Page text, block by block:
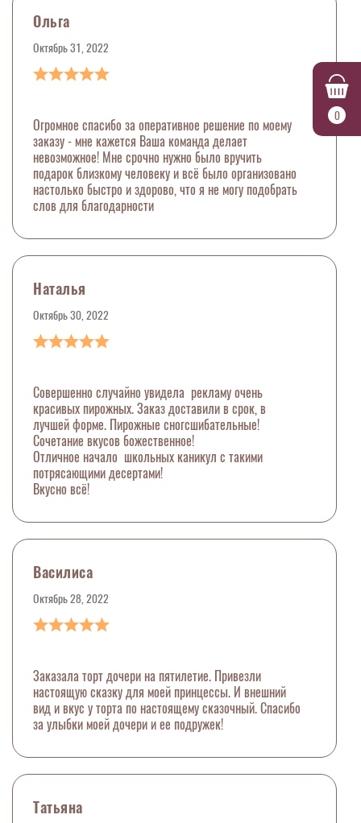
0
Ольга
Октябрь 31, 2022
Огромное спасибо за оперативное решение по моему
заказу - мне кажется Ваша команда делает
невозможное! Мне срочно нужно было вручить
подарок близкому человеку и всё было организовано
настолько быстро и здорово, что я не могу подобрать
слов для благодарности
Наталья
Октябрь 30, 2022
Совершенно случайно увидела рекламу очень
красивых пирожных. Заказ доставили в срок, в
лучшей форме. Пирожные сногсшибательные!
Сочетание вкусов божественное!
Отличное начало школьных каникул с такими
потрясающими десертами!
Вкусно всё!
Василиса
Октябрь 28, 2022
Заказала торт дочери на пятилетие. Привезли
настоящую сказку для моей принцессы. И внешний
вид и вкус у торта по настоящему сказочный. Спасибо
за улыбки моей дочери и ее подружек!
Татьяна